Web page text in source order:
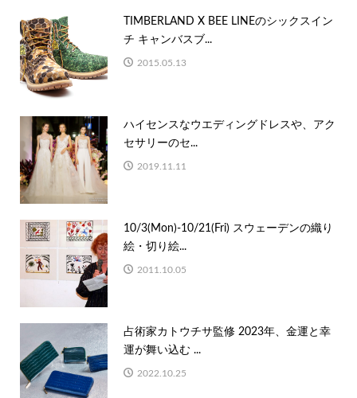
TIMBERLAND X BEE LINEのシックスイン
チ キャンバスブ...
2015.05.13
ハイセンスなウエディングドレスや、アク
セサリーのセ...
2019.11.11
10/3(Mon)-10/21(Fri) スウェーデンの織り
絵・切り絵...
2011.10.05
占術家カトウチサ監修 2023年、金運と幸
運が舞い込む ...
2022.10.25